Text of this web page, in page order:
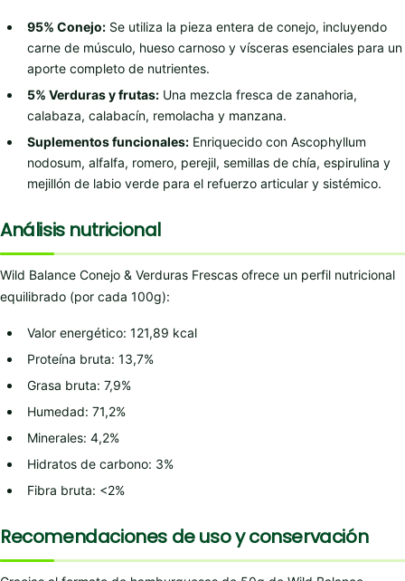
95% Conejo: Se utiliza la pieza entera de conejo, incluyendo
carne de músculo, hueso carnoso y vísceras esenciales para un
aporte completo de nutrientes.
5% Verduras y frutas: Una mezcla fresca de zanahoria,
calabaza, calabacín, remolacha y manzana.
Suplementos funcionales: Enriquecido con Ascophyllum
nodosum, alfalfa, romero, perejil, semillas de chía, espirulina y
mejillón de labio verde para el refuerzo articular y sistémico.
Análisis nutricional
Wild Balance Conejo & Verduras Frescas ofrece un perfil nutricional
equilibrado (por cada 100g):
Valor energético: 121,89 kcal
Proteína bruta: 13,7%
Grasa bruta: 7,9%
Humedad: 71,2%
Minerales: 4,2%
Hidratos de carbono: 3%
Fibra bruta: <2%
Recomendaciones de uso y conservación